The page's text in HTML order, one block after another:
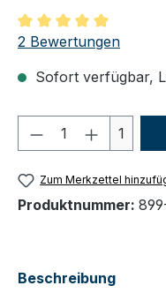
Durchschnittliche
2 Bewertungen
Sofort verfügbar,
Produkt 1
Zum Merkzettel
Produktnummer:
Beschreibung